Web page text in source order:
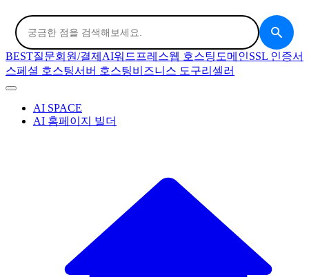
BEST질문회원/결제 AI워드프레스웹 호스팅 도메인SSL 인증서
스페셜 호스팅서버 호스팅비즈니스 도구리셀러
AI SPACE
AI 홈페이지 빌더